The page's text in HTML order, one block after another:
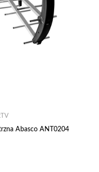
Abasco ANT0204